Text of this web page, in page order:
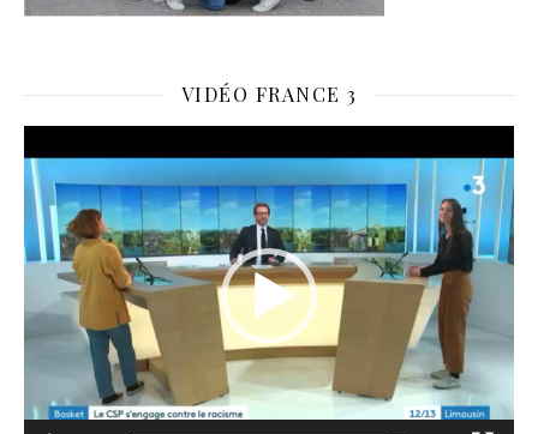
VIDÉO FRANCE 3
vidéo